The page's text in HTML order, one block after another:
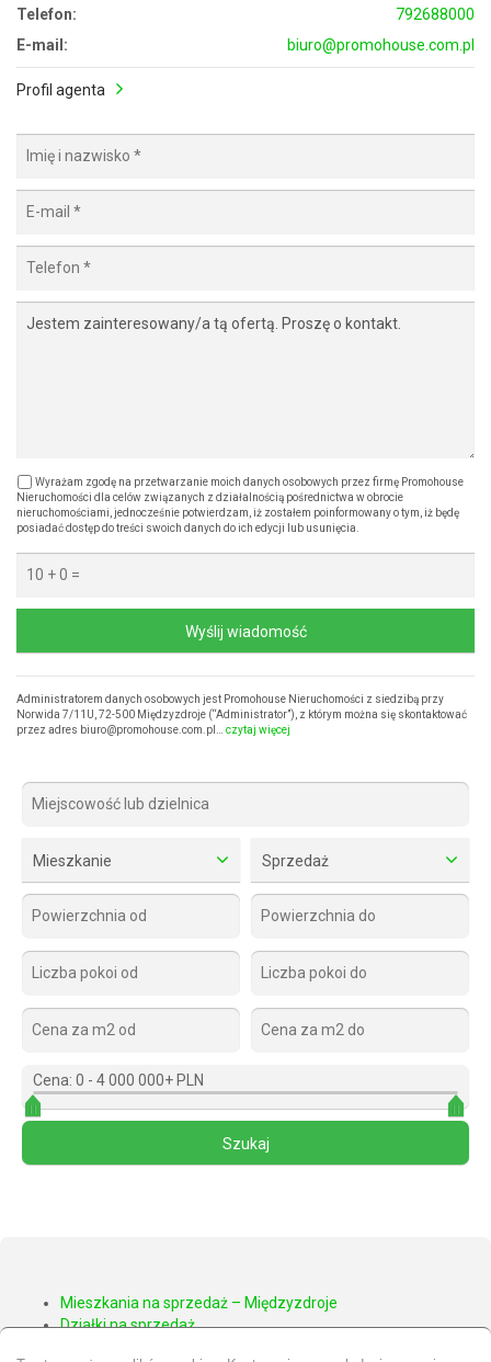
Telefon:
792688000
E-mail:
biuro@promohouse.com.pl
Profil agenta
Wyrażam zgodę na przetwarzanie moich danych osobowych przez firmę Promohouse
Nieruchomości dla celów związanych z działalnością pośrednictwa w obrocie
nieruchomościami, jednocześnie potwierdzam, iż zostałem poinformowany o tym, iż będę
posiadać dostęp do treści swoich danych do ich edycji lub usunięcia.
Wyślij wiadomość
Administratorem danych osobowych jest Promohouse Nieruchomości z siedzibą przy
Norwida 7/11U, 72-500 Międzyzdroje (“Administrator”), z którym można się skontaktować
przez adres biuro@promohouse.com.pl… czytaj więcej
Mieszkanie Sprzedaż
Cena: 0 - 4 000 000+ PLN
Mieszkania na sprzedaż – Międzyzdroje
Działki na sprzedaż